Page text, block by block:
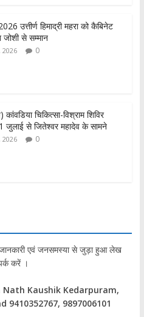
उत्तीर्ण हिमाद्री महरा को कैबिनेट
से सम्मान
2026 0
कांवडिया चिकित्सा-विश्राम शिविर
जुलाई से जितेश्वर महादेव के सामने
2026 0
एवं जनसमस्या से जुड़ा हुआ लेख
करें ।
Kaushik Kedarpuram,
9897006101